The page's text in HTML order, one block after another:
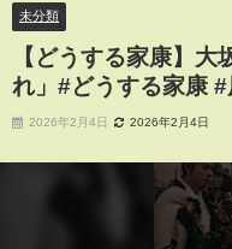
未分類
【どうする家康】大
れ」#どうする家康
2026年2月4日 2026年2月4日